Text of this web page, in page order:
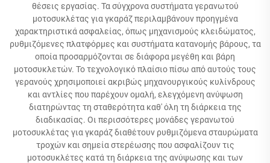
θέσεις εργασίας. Τα σύγχρονα συστήματα γερανωτού
μοτοσυκλέτας για γκαράζ περιλαμβάνουν προηγμένα
χαρακτηριστικά ασφαλείας, όπως μηχανισμούς κλειδώματος,
ρυθμιζόμενες πλατφόρμες και συστήματα κατανομής βάρους, τα
οποία προσαρμόζονται σε διάφορα μεγέθη και βάρη
μοτοσυκλετών. Το τεχνολογικό πλαίσιο πίσω από αυτούς τους
γερανούς χρησιμοποιεί ακριβώς μηχανουργικούς κυλίνδρους
και αντλίες που παρέχουν ομαλή, ελεγχόμενη ανύψωση
διατηρώντας τη σταθερότητα καθ' όλη τη διάρκεια της
διαδικασίας. Οι περισσότερες μονάδες γερανωτού
μοτοσυκλέτας για γκαράζ διαθέτουν ρυθμιζόμενα σταυρώματα
τροχών και σημεία στερέωσης που ασφαλίζουν τις
μοτοσυκλέτες κατά τη διάρκεια της ανύψωσης και των